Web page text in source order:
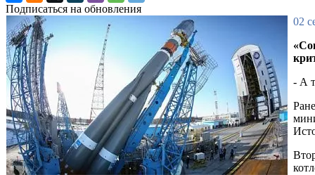
Подписаться на обновления
02
- А